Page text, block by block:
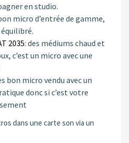
en studio.
micro d’entrée de gamme,
2035: des médiums chaud et
c’est un micro avec une
bon micro vendu avec un
donc si c’est votre
dans une carte son via un